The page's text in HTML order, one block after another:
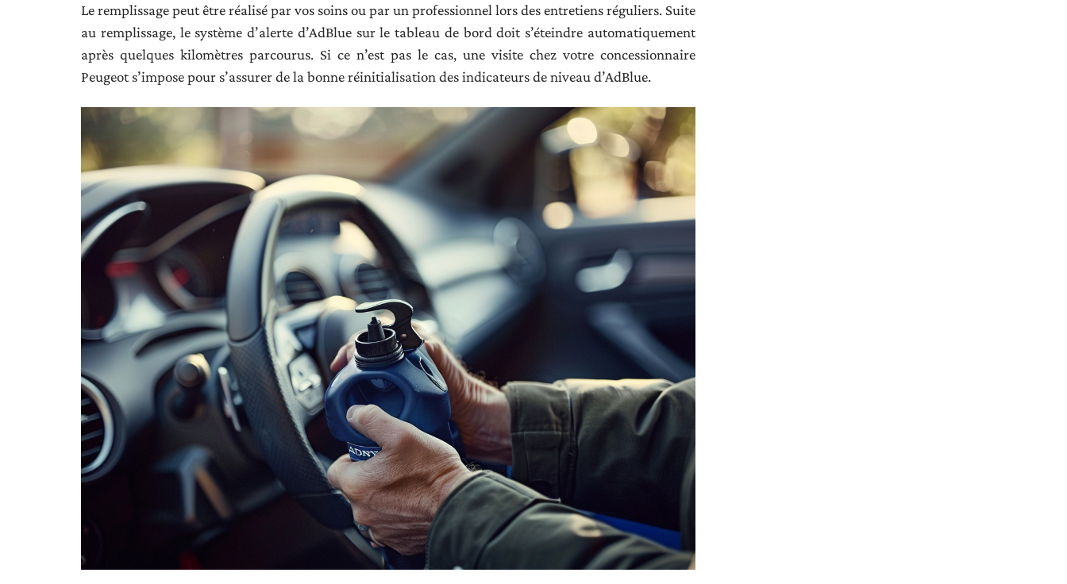
Le remplissage peut être réalisé par vos soins ou par un professionnel lors des entretiens réguliers. Suite
au remplissage, le système d’alerte d’AdBlue sur le tableau de bord doit s’éteindre automatiquement
après quelques kilomètres parcourus. Si ce n’est pas le cas, une visite chez votre concessionnaire
Peugeot s’impose pour s’assurer de la bonne réinitialisation des indicateurs de niveau d’AdBlue.